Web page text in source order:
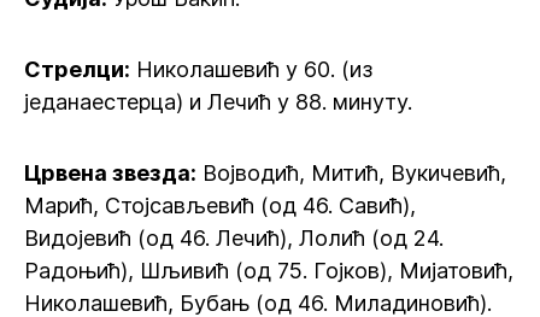
Стрелци: Николашевић у 60. (из
једанаестерца) и Лечић у 88. минуту.
Црвена звезда: Војводић, Митић, Вукичевић,
Марић, Стојсављевић (од 46. Савић),
Видојевић (од 46. Лечић), Лолић (од 24.
Радоњић), Шљивић (од 75. Гојков), Мијатовић,
Николашевић, Бубањ (од 46. Миладиновић).